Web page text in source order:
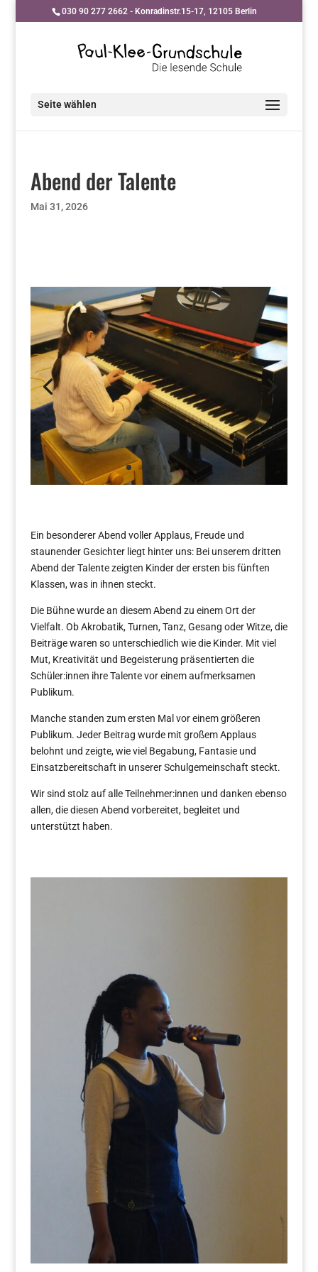
030 90 277 2662 - Konradinstr.15-17, 12105 Berlin
Seite wählen
Abend der Talente
Mai 31, 2026
Ein besonderer Abend voller Applaus, Freude und
staunender Gesichter liegt hinter uns: Bei unserem dritten
Abend der Talente zeigten Kinder der ersten bis fünften
Klassen, was in ihnen steckt.
Die Bühne wurde an diesem Abend zu einem Ort der
Vielfalt. Ob Akrobatik, Turnen, Tanz, Gesang oder Witze, die
Beiträge waren so unterschiedlich wie die Kinder. Mit viel
Mut, Kreativität und Begeisterung präsentierten die
Schüler:innen ihre Talente vor einem aufmerksamen
Publikum.
Manche standen zum ersten Mal vor einem größeren
Publikum. Jeder Beitrag wurde mit großem Applaus
belohnt und zeigte, wie viel Begabung, Fantasie und
Einsatzbereitschaft in unserer Schulgemeinschaft steckt.
Wir sind stolz auf alle Teilnehmer:innen und danken ebenso
allen, die diesen Abend vorbereitet, begleitet und
unterstützt haben.